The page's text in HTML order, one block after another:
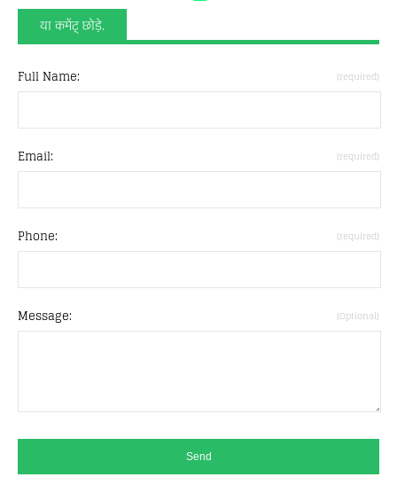
या कमेंट् छोड़े.
Full Name: (required)
Email: (required)
Phone: (required)
Message: (Optional)